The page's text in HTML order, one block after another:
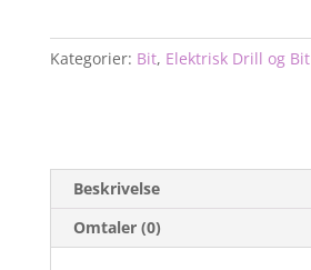
antall
Kategorier: Bit, Elektrisk Drill og Bit
Beskrivelse
Omtaler (0)